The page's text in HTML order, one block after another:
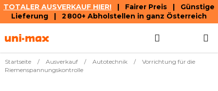
TOTALER AUSVERKAUF HIER! | Fairer Preis | Günstige
Lieferung | 2 800+ Abholstellen in ganz Österreich
Inhalt
Startseite / Ausverkauf / Autotechnik /
Vorrichtung für die
Riemenspannungskontrolle